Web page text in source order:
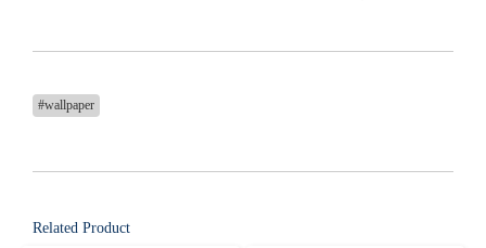
#wallpaper
Related Product